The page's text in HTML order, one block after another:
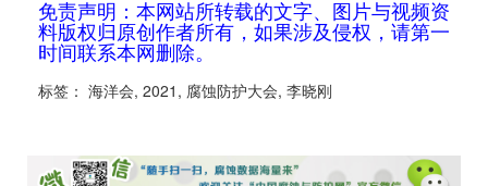
免责声明：本网站所转载的文字、图片与视频资
料版权归原创作者所有，如果涉及侵权，请第一
时间联系本网删除。
标签： 海洋会, 2021 , 腐蚀防护大会, 李晓刚